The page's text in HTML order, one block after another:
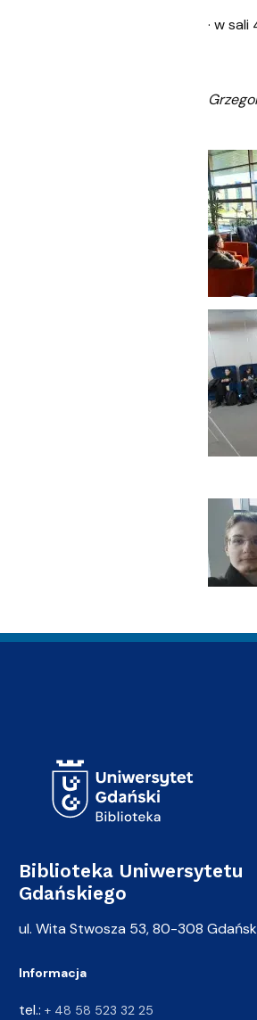
· w
Biblioteka Uniwersytetu
Gdańskiego
ul. Wita Stwosza 53, 80-308 Gdańsk
Informacja
tel.: + 48 58 523 32 25